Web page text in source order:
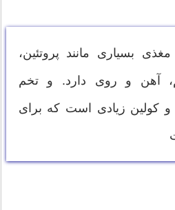
بسیاری مانند پروتئین،
آهن و روی دارد. و تخم
و کولین زیادی است که برای